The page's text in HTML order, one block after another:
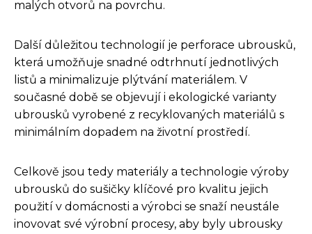
malých otvorů na povrchu.
Další důležitou technologií je perforace ubrousků,
která umožňuje snadné odtrhnutí jednotlivých
listů a minimalizuje plýtvání materiálem. V
současné době se objevují i ekologické varianty
ubrousků vyrobené z recyklovaných materiálů s
minimálním dopadem na životní prostředí.
Celkově jsou tedy materiály a technologie výroby
ubrousků do sušičky klíčové pro kvalitu jejich
použití v domácnosti a výrobci se snaží neustále
inovovat své výrobní procesy, aby byly ubrousky